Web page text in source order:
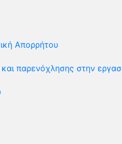
Απορρήτου
και παρενόχλησης στην